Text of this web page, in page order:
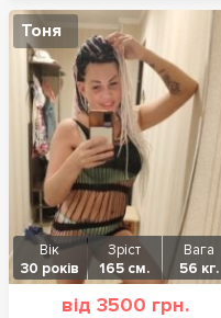
Тоня
Вік
30 років
Зріст
165 см.
Вага
56 кг.
від 3500 грн.